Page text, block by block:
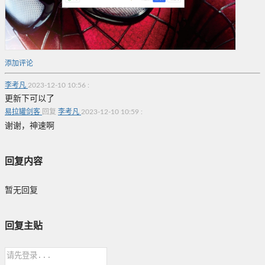
添加评论
李考凡 2023-12-10 10:56 :
更新下可以了
易拉罐剑客 回复 李考凡 2023-12-10 10:59 :
谢谢，神速啊
回复内容
暂无回复
回复主贴